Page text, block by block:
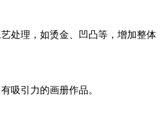
处理，如烫金、凹凸等，增加整体
吸引力的画册作品。